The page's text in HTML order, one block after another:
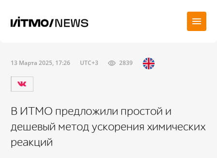
13 Марта 2025, 17:26 UTC+3 2839
В ИТМО предложили простой и
дешевый метод ускорения химических
реакций